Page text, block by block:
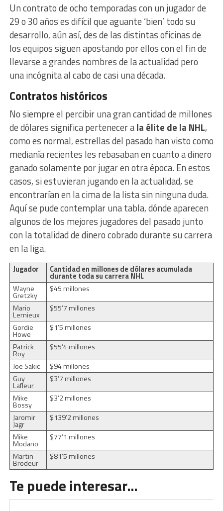
Un contrato de ocho temporadas con un jugador de
29 o 30 años es difícil que aguante ‘bien’ todo su
desarrollo, aún así, des de las distintas oficinas de
los equipos siguen apostando por ellos con el fin de
llevarse a grandes nombres de la actualidad pero
una incógnita al cabo de casi una década.
Contratos históricos
No siempre el percibir una gran cantidad de millones
de dólares significa pertenecer ala élite de la NHL,
como es normal, estrellas del pasado han visto como
medianía recientes les rebasaban en cuanto a dinero
ganado solamente por jugar en otra época. En estos
casos, si estuvieran jugando en la actualidad, se
encontrarían en la cima de la lista sin ninguna duda.
Aquí se pude contemplar una tabla, dónde aparecen
algunos de los mejores jugadores del pasado junto
con la totalidad de dinero cobrado durante su carrera
en la liga.
Jugador Cantidad en millones de dólares acumulada
durante toda su carrera NHL
Wayne
Gretzky
$45 millones
Mario
Lemieux
$55’7 millones
Gordie
Howe
$1’5 millones
Patrick
Roy
$55’4 millones
Joe Sakic
$94 millones
Guy
Lafleur
$3’7 millones
Mike
Bossy
$3’2 millones
Jaromir
Jagr
$139’2 millones
Mike
Modano
$77’1 millones
Martin
Brodeur
$81’5 millones
Te puede interesar…